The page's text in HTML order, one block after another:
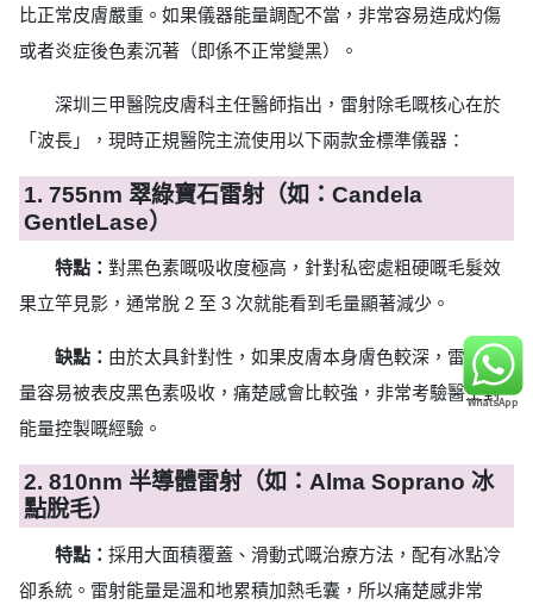
比正常皮膚嚴重。如果儀器能量調配不當，非常容易造成灼傷
或者炎症後色素沉著（即係不正常變黑）。
深圳三甲醫院皮膚科主任醫師指出，雷射除毛嘅核心在於
「波長」，現時正規醫院主流使用以下兩款金標準儀器：
1. 755nm 翠綠寶石雷射（如：Candela
GentleLase）
特點： 對黑色素嘅吸收度極高，針對私密處粗硬嘅毛髮效
果立竿見影，通常脫 2 至 3 次就能看到毛量顯著減少。
缺點： 由於太具針對性，如果皮膚本身膚色較深，雷射能
量容易被表皮黑色素吸收，痛楚感會比較強，非常考驗醫生對
能量控製嘅經驗。
2. 810nm 半導體雷射（如：Alma Soprano 冰
點脫毛）
特點： 採用大面積覆蓋、滑動式嘅治療方法，配有冰點冷
卻系統。雷射能量是溫和地累積加熱毛囊，所以痛楚感非常